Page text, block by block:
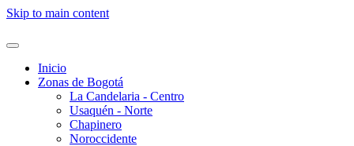
Skip to main content
Inicio
Zonas de Bogotá
La Candelaria - Centro
Usaquén - Norte
Chapinero
Noroccidente